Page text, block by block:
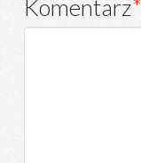
Komentarz*